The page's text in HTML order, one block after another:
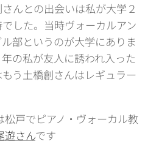
んとの出会いは私が大学２
した。当時ヴォーカルアン
部というのが大学にありま
年の私が友人に誘われ入った
う土橋創さんはレギュラー
戸でピアノ・ヴォーカル教
遊さんです😂